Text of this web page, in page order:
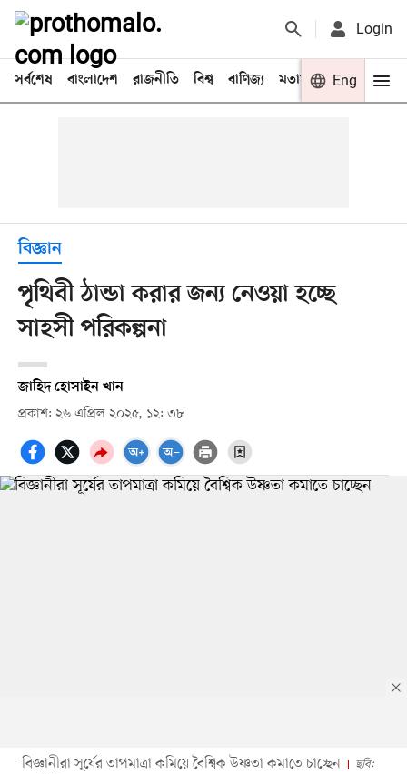
Login
সর্বশেষ বাংলাদেশ রাজনীতি বিশ্ব বাণিজ্য মতামত খেলা
Eng
বিজ্ঞান
পৃথিবী ঠান্ডা করার জন্য নেওয়া হচ্ছে
সাহসী পরিকল্পনা
জাহিদ হোসাইন খান
প্রকাশ: ২৬ এপ্রিল ২০২৫, ১২: ৩৮
বিজ্ঞানীরা সূর্যের তাপমাত্রা কমিয়ে বৈশ্বিক উষ্ণতা কমাতে চাচ্ছেন
ছবি: